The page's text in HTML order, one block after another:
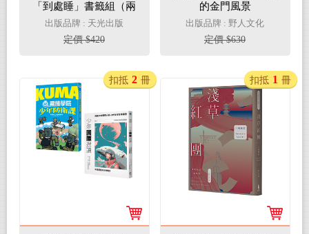
「到處睡」書籤組（兩
入一組）】
出版品牌 : 天光出版
定價 $420
的金門風景
出版品牌 : 野人文化
定價 $630
扣抵 2 冊 扣抵 1 冊